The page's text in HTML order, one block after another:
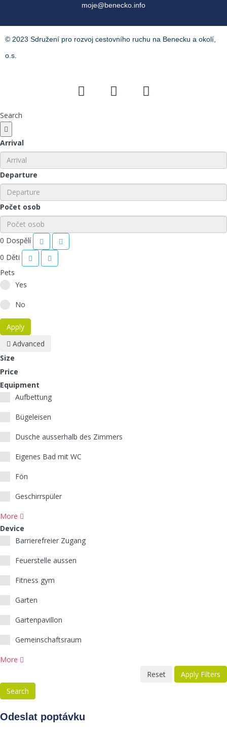
moje@benecko.info
© 2023 Sdružení pro rozvoj cestovního ruchu na Benecku a okolí,
o.s.
Search
Arrival
Departure
Počet osob
0 Dospělí
0 Děti
Pets
Yes
No
Apply
Advanced
Size
Price
Equipment
Aufbettung
Bügeleisen
Dusche ausserhalb des Zimmers
Eigenes Bad mit WC
Fön
Geschirrspüler
More
Device
Barrierefreier Zugang
Feuerstelle aussen
Fitness gym
Garten
Gartenpavillon
Gemeinschaftsraum
More
Reset
Apply Filters
Search
Odeslat poptávku